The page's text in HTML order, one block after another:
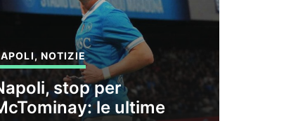
, NOTIZIE
stop per
le ultime